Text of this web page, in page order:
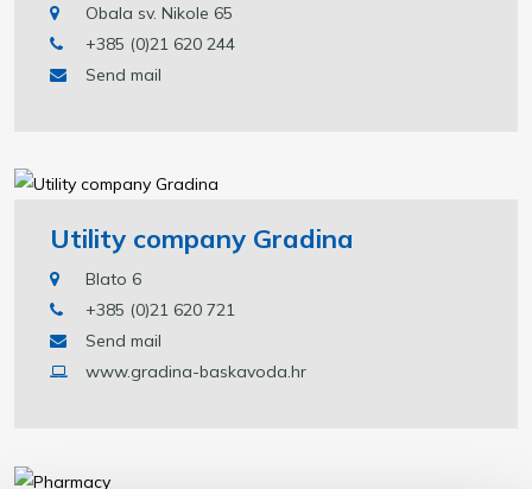
Obala sv. Nikole 65
+385 (0)21 620 244
Send mail
Utility company Gradina
Blato 6
+385 (0)21 620 721
Send mail
www.gradina-baskavoda.hr